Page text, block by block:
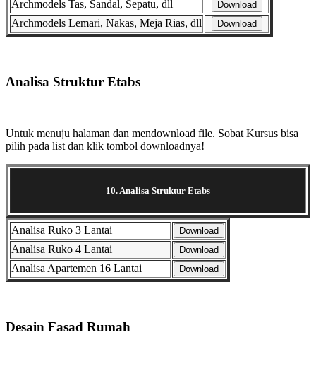
Archmodels Tas, Sandal, Sepatu, dll Download
Archmodels Lemari, Nakas, Meja Rias, dll Download
Analisa Struktur Etabs
Untuk menuju halaman dan mendownload file. Sobat Kursus bisa
pilih pada list dan klik tombol downloadnya!
10. Analisa Struktur Etabs
Analisa Ruko 3 Lantai Download
Analisa Ruko 4 Lantai Download
Analisa Apartemen 16 Lantai Download
Desain Fasad Rumah